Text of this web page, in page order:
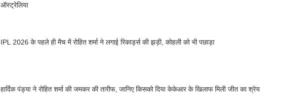
ऑस्ट्रेलिया
IPL 2026 के पहले ही मैच में रोहित शर्मा ने लगाई रिकार्ड्स की झड़ी, कोहली को भी पछाड़ा
हार्दिक पंड्या ने रोहित शर्मा की जमकर की तारीफ, जानिए किसको दिया केकेआर के खिलाफ मिली जीत का श्रेय